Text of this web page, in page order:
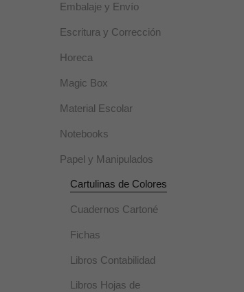
Embalaje y Envío
Escritura y Corrección
Horeca
Magic Box
Material Escolar
Notebooks
Papel y Manipulados
Cartulinas de Colores
Cuadernos Cartoné
Fichas
Libros Contabilidad
Libros Hojas de